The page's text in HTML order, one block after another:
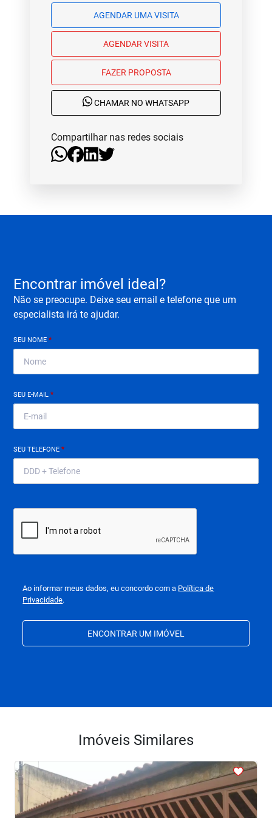
AGENDAR UMA VISITA
AGENDAR VISITA
FAZER PROPOSTA
CHAMAR NO WHATSAPP
Compartilhar nas redes sociais
Encontrar imóvel ideal?
Não se preocupe. Deixe seu email e telefone que um
especialista irá te ajudar.
SEU NOME*
SEU E-MAIL*
SEU TELEFONE*
Ao informar meus dados, eu concordo com a Política de
Privacidade.
ENCONTRAR UM IMÓVEL
Imóveis Similares
<<<<